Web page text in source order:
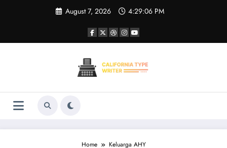
August 7, 2026 4:29:07 PM
Home Keluarga AHY